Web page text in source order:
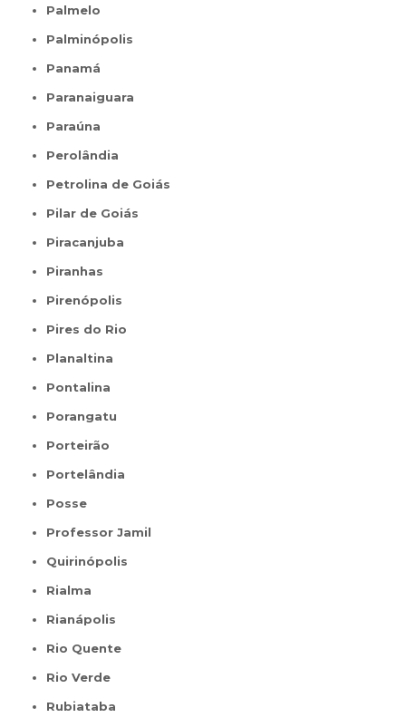
Palmelo
Palminópolis
Panamá
Paranaiguara
Paraúna
Perolândia
Petrolina de Goiás
Pilar de Goiás
Piracanjuba
Piranhas
Pirenópolis
Pires do Rio
Planaltina
Pontalina
Porangatu
Porteirão
Portelândia
Posse
Professor Jamil
Quirinópolis
Rialma
Rianápolis
Rio Quente
Rio Verde
Rubiataba